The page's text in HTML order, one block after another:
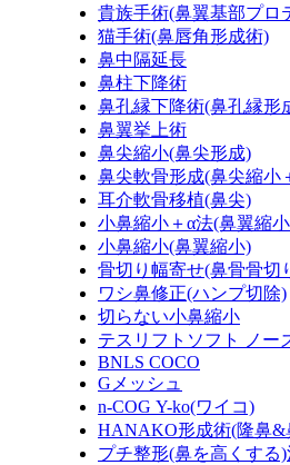
貴族手術(鼻翼基部プロ
猫手術(鼻唇角形成術)
鼻中隔延長
鼻柱下降術
鼻孔縁下降術(鼻孔縁形
鼻翼挙上術
鼻尖縮小(鼻尖形成)
鼻尖軟骨形成(鼻尖縮小
耳介軟骨移植(鼻尖)
小鼻縮小＋α法(鼻翼縮
小鼻縮小(鼻翼縮小)
骨切り幅寄せ(鼻骨骨切
ワシ鼻修正(ハンプ切除)
切らない小鼻縮小
テスリフトソフト ノー
BNLS COCO
Gメッシュ
n-COG Y-ko(ワイコ)
HANAKO形成術(隆鼻&
プチ整形(鼻を高くする)